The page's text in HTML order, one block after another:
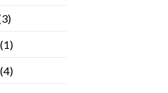
(1)